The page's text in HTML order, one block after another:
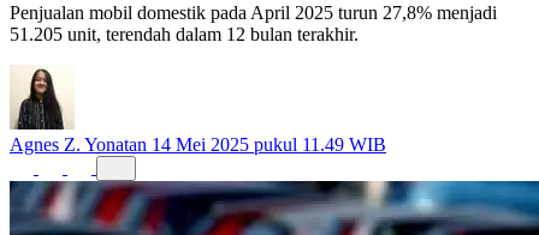
Penjualan mobil domestik pada April 2025 turun 27,8% menjadi
51.205 unit, terendah dalam 12 bulan terakhir.
Agnes Z. Yonatan 14 Mei 2025 pukul 11.49 WIB